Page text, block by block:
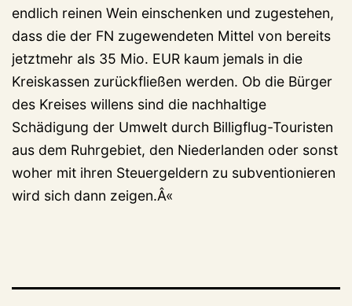
endlich reinen Wein einschenken und zugestehen,
dass die der FN zugewendeten Mittel von bereits
jetztmehr als 35 Mio. EUR kaum jemals in die
Kreiskassen zurückfließen werden. Ob die Bürger
des Kreises willens sind die nachhaltige
Schädigung der Umwelt durch Billigflug-Touristen
aus dem Ruhrgebiet, den Niederlanden oder sonst
woher mit ihren Steuergeldern zu subventionieren
wird sich dann zeigen.Â«